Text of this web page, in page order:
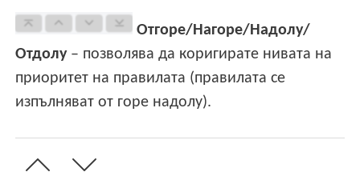
Отгоре/Нагоре/Надолу/
Отдолу– позволява да коригирате нивата на
приоритет на правилата (правилата се
изпълняват от горе надолу).